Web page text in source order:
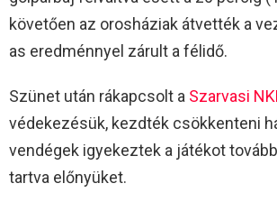
követően az orosháziak átvették a
as eredménnyel zárult a félidő.
Szünet után rákapcsolt a Szarvasi
védekezésük, kezdték csökkenteni
vendégek igyekeztek a játékot
tartva előnyüket.